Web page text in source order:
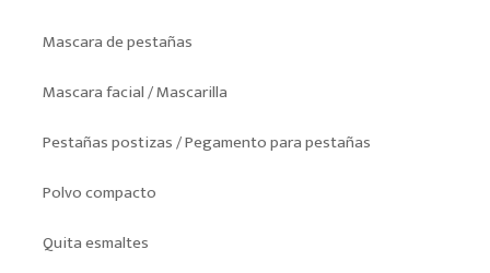
Mascara de pestañas
Mascara facial / Mascarilla
Pestañas postizas / Pegamento para pestañas
Polvo compacto
Quita esmaltes